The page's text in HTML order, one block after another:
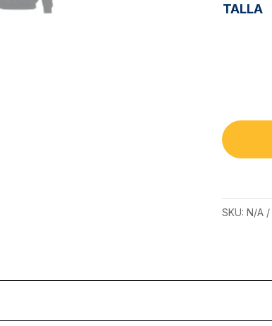
TALLA
SKU: N/A